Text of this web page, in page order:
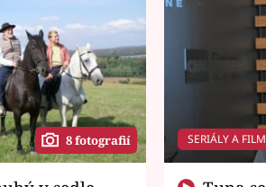
8 fotografií SERIÁLY A